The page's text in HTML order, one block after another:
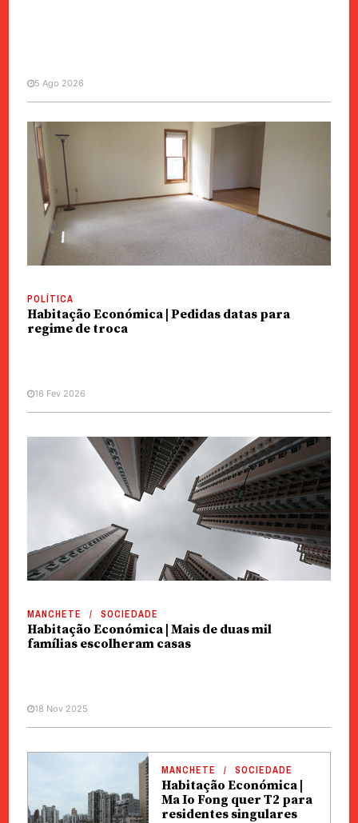
MANCHETE
Habitação Económica | Pedido
sistema para troca de
apartamentos
5 Ago 2026
POLÍTICA
Habitação Económica | Pedidas datas para
regime de troca
16 Fev 2026
MANCHETE SOCIEDADE
Habitação Económica | Mais de duas mil
famílias escolheram casas
18 Nov 2025
MANCHETE SOCIEDADE
Habitação Económica |
Ma Io Fong quer T2 para
residentes singulares